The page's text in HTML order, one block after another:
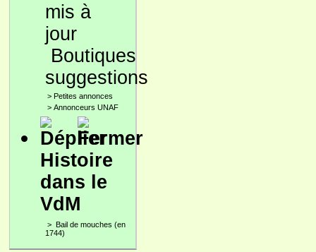
Boutiques
suggestions
> Petites annonces
> Annonceurs UNAF
Histoire
dans le
VdM
> Bail de mouches (en
1744)